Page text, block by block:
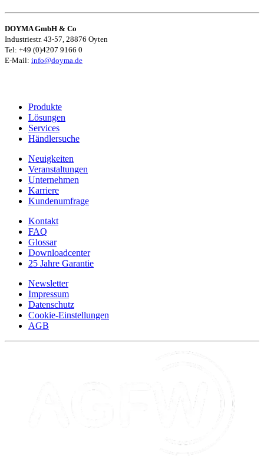
DOYMA GmbH & Co
Industriestr. 43-57, 28876 Oyten
Tel: +49 (0)4207 9166 0
E-Mail: info@doyma.de
Produkte
Lösungen
Services
Händlersuche
Neuigkeiten
Veranstaltungen
Unternehmen
Karriere
Kundenumfrage
Kontakt
FAQ
Glossar
Downloadcenter
25 Jahre Garantie
Newsletter
Impressum
Datenschutz
Cookie-Einstellungen
AGB